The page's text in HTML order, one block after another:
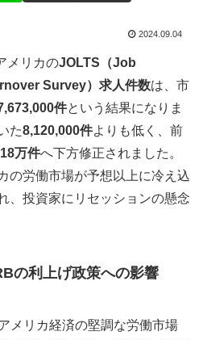
2024.09.04
メリカのJOLTS（Job
Survey）求人件数は、市
件という結果になりま
た8,120,000件よりも低く、前
万件へ下方修正されました。
の労働市場が予想以上に冷え込
、投資家にリセッションの懸念
の利上げ政策への影響
メリカ経済の堅調な労働市場